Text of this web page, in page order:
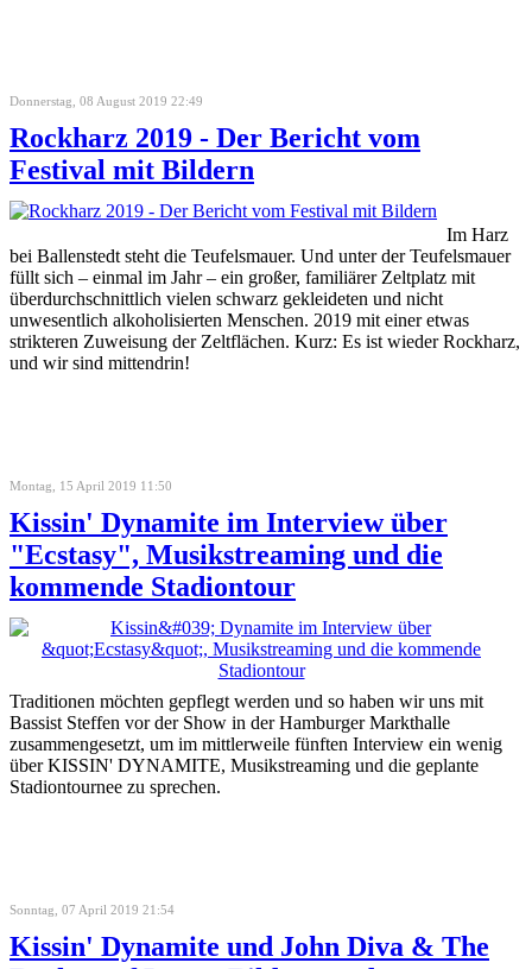
Donnerstag, 08 August 2019 22:49
Rockharz 2019 - Der Bericht vom
Festival mit Bildern
Im Harz
bei Ballenstedt steht die Teufelsmauer. Und unter der Teufelsmauer
füllt sich – einmal im Jahr – ein großer, familiärer Zeltplatz mit
überdurchschnittlich vielen schwarz gekleideten und nicht
unwesentlich alkoholisierten Menschen. 2019 mit einer etwas
strikteren Zuweisung der Zeltflächen. Kurz: Es ist wieder Rockharz,
und wir sind mittendrin!
Montag, 15 April 2019 11:50
Kissin' Dynamite im Interview über
"Ecstasy", Musikstreaming und die
kommende Stadiontour
Traditionen möchten gepflegt werden und so haben wir uns mit
Bassist Steffen vor der Show in der Hamburger Markthalle
zusammengesetzt, um im mittlerweile fünften Interview ein wenig
über KISSIN' DYNAMITE, Musikstreaming und die geplante
Stadiontournee zu sprechen.
Sonntag, 07 April 2019 21:54
Kissin' Dynamite und John Diva & The